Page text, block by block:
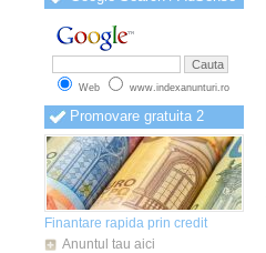
Anunturi Ilfov(14)
Anunturi Maramures
Anunturi Mehedinti
Anunturi Mures(13)
Anunturi Neamt(13)
Anunturi Olt(13)
Anunturi Oradea(13)
Anunturi Prahova(13)
Anunturi Salaj(13)
Anunturi Satu Mare(13)
Anunturi Sibiu(13)
Anunturi Suceava(13)
Anunturi Teleorman(13)
Anunturi Timis(13)
Anunturi Tulcea
Web www.indexanunturi.ro
Promovare gratuita 2
Finantare rapida prin credit
Anuntul tau aici